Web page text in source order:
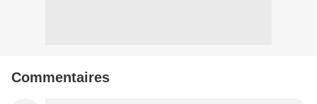
Commentaires